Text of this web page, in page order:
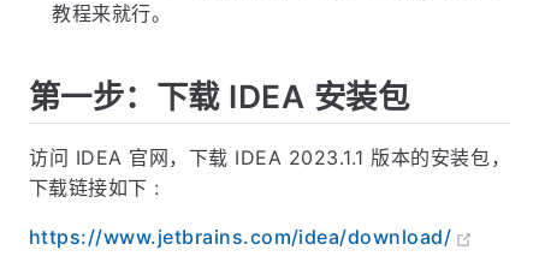
教程来就行。
第一步：下载 IDEA 安装包
访问 IDEA 官网，下载 IDEA 2023.1.1 版本的安装包，
下载链接如下 :
https://www.jetbrains.com/idea/download/